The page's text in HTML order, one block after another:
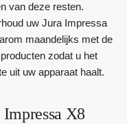
van deze resten.
uw Jura Impressa
maandelijks met de
zodat u het
uit uw apparaat haalt.
Impressa X8